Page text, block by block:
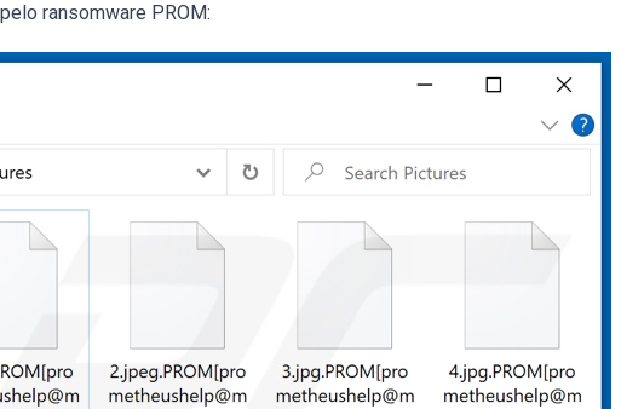
ransomware PROM: